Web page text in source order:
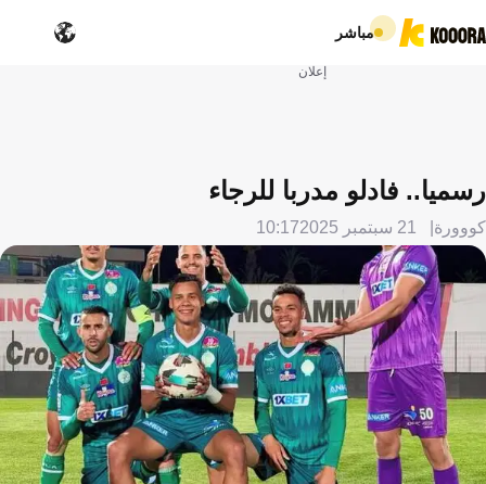
مباشر
إعلان
رسميا.. فادلو مدربا للرجاء
كووورة 21 سبتمبر 2025 10:17